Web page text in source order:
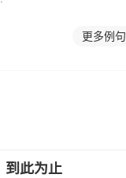
更多例句
到此为止